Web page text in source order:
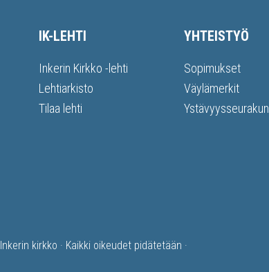
IK-LEHTI
Inkerin Kirkko -lehti
Lehtiarkisto
Tilaa lehti
YHTEISTYÖ
Sopimukset
Väylämerkit
Inkerin kirkko · Kaikki oikeudet pidätetään ·